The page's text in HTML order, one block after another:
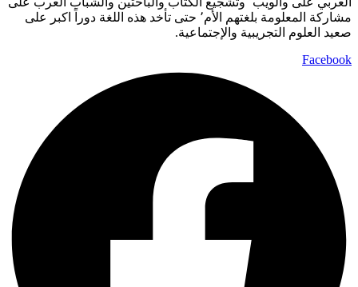
مشاركة المعلومة بلغتهم الأم٬ حتى تأخد هذه اللغة دوراً اكبر على
صعيد العلوم التجريبية والإجتماعية.
Facebook